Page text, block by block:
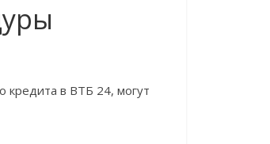
кредита в ВТБ 24, могут